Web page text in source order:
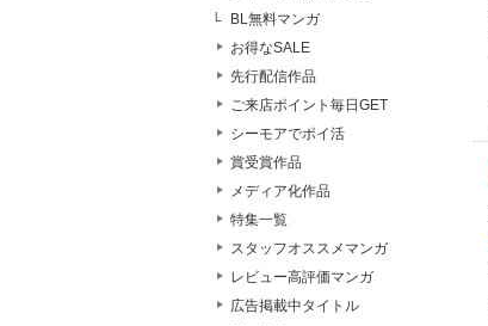
BL無料マンガ
お得なSALE
先行配信作品
ご来店ポイント毎日GET
シーモアでポイ活
賞受賞作品
メディア化作品
特集一覧
スタッフオススメマンガ
レビュー高評価マンガ
広告掲載中タイトル